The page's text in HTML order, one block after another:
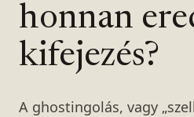
honnan
kifejezés?
A ghostingolás, vagy